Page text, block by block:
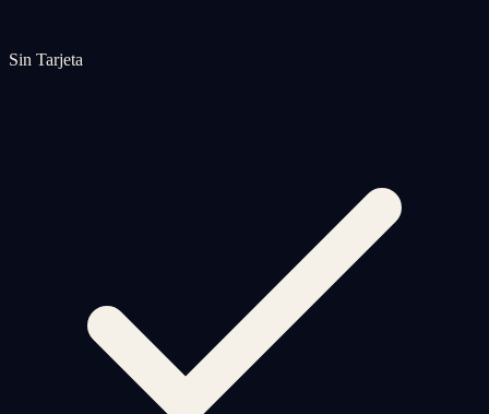
Sin Tarjeta